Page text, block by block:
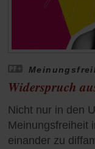
Widerspruch
Nicht nur in den
Meinungsfreiheit
einander zu